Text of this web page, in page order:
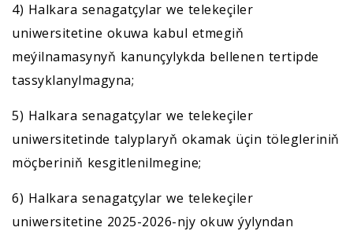
4) Halkara senagatçylar we telekeçiler
uniwersitetine okuwa kabul etmegiň
meýilnamasynyň kanunçylykda bellenen tertipde
tassyklanylmagyna;
5) Halkara senagatçylar we telekeçiler
uniwersitetinde talyplaryň okamak üçin tölegleriniň
möçberiniň kesgitlenilmegine;
6) Halkara senagatçylar we telekeçiler
uniwersitetine 2025-2026-njy okuw ýylyndan